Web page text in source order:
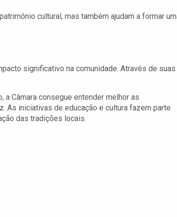
cultural, mas também ajudam a formar
significativo na comunidade. Através de suas
a Câmara consegue entender melhor as
As iniciativas de educação e cultura fazem parte
das tradições locais.